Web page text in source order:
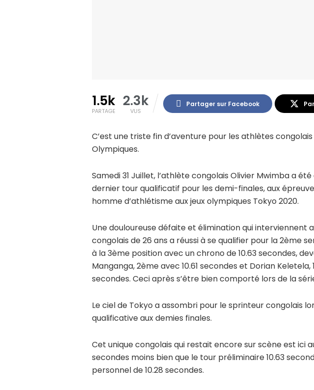
1.5k
PARTAGE
2.3k
VUS
Partager sur Facebook
C’est une triste fin d’aventure pour les athlètes
Olympiques.
Samedi 31 Juillet, l’athlète congolais Olivier Mwimba a
dernier tour qualificatif pour les demi-finales, aux
homme d’athlétisme aux jeux olympiques Tokyo 2020.
Une douloureuse défaite et élimination qui interviennent
congolais de 26 ans a réussi à se qualifier pour la 2ème
à la 3ème position avec un chrono de 10.63 secondes,
Manganga, 2ème avec 10.61 secondes et Dorian Keletela,
secondes. Ceci après s’être bien comporté lors de la
Le ciel de Tokyo a assombri pour le sprinteur congolais
qualificative aux demies finales.
Cet unique congolais qui restait encore sur scène est ici
secondes moins bien que le tour préliminaire 10.63
personnel de 10.28 secondes.